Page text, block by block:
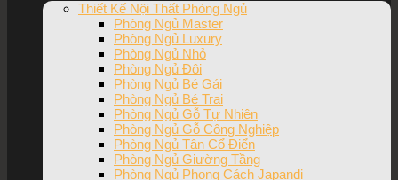
Thiết Kế Nội Thất Phòng Ngủ
Phòng Ngủ Master
Phòng Ngủ Luxury
Phòng Ngủ Nhỏ
Phòng Ngủ Đôi
Phòng Ngủ Bé Gái
Phòng Ngủ Bé Trai
Phòng Ngủ Gỗ Tự Nhiên
Phòng Ngủ Gỗ Công Nghiệp
Phòng Ngủ Tân Cổ Điển
Phòng Ngủ Giường Tầng
Phòng Ngủ Phong Cách Japandi